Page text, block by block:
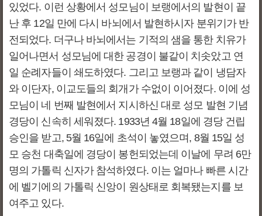
있었다. 이런 상황에서 성모님이 보랭에서의 발현이 끝
난 후 12일 만에 다시 바뇌에서 발현하시자 분위기가 반
전되었다. 더구나 바뇌에서는 기적의 샘을 통한 치유가
일어나면서 성모님에 대한 공경이 불같이 치솟았고 연
일 순례자들이 쇄도하였다. 그리고 보랭과 같이 냉담자
와 이단자, 이교도들의 회개가 수없이 이어졌다. 이에 성
모님이 네 번째 발현에서 지시하신 대로 성모 발현 기념
경당이 신속히 세워졌다. 1933년 4월 18일에 경당 건립
승인을 받고, 5월 16일에 초석이 놓였으며, 8월 15일 성
모 승천 대축일에 경당이 봉헌되었는데 이날에 무려 6만
명의 가톨릭 신자가 참석하였다. 이는 얼마나 빠른 시간
에 벨기에의 가톨릭 신앙이 원상태로 회복됐는지를 보
여주고 있다.